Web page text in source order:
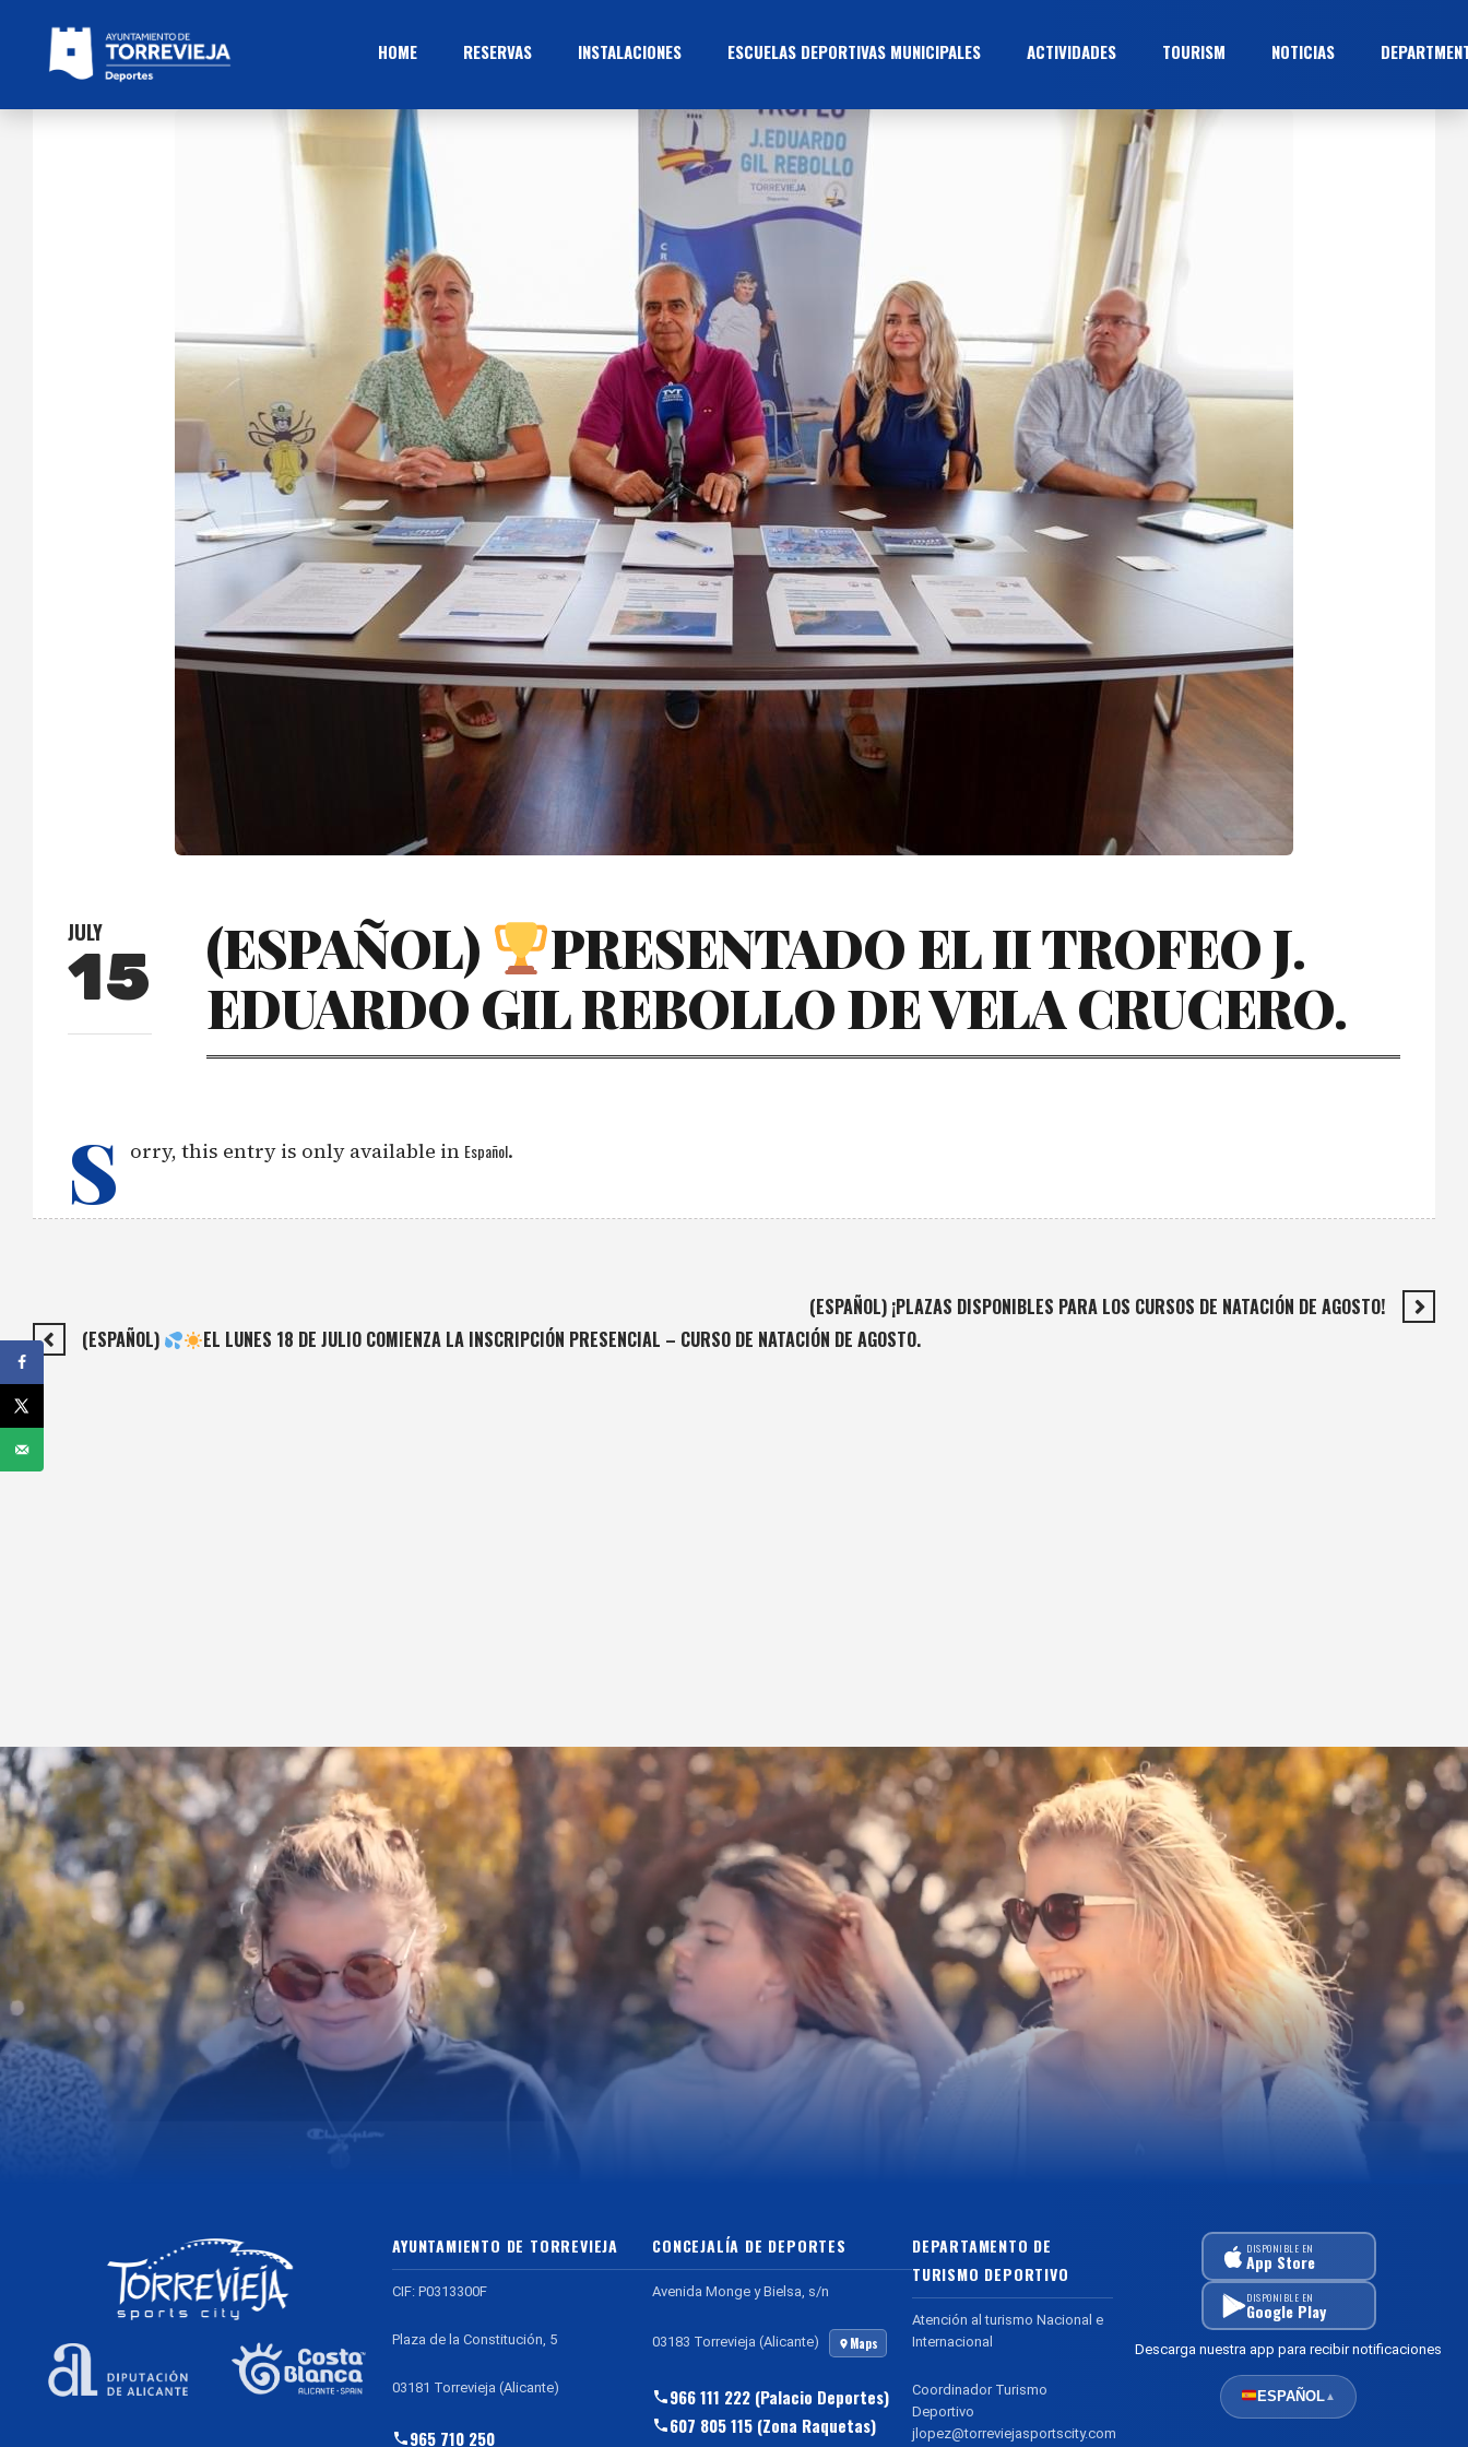
HOME RESERVAS INSTALACIONES ESCUELAS DEPORTIVAS MUNICIPALES ACTIVIDADES TOURISM NOTICIAS
JULY
15 (ESPAÑOL)
PRESENTADO EL II TROFEO J.
EDUARDO GIL REBOLLO DE VELA CRUCERO.
S orry, this entry is only available in Español.
(ESPAÑOL) ¡PLAZAS DISPONIBLES PARA LOS CURSOS DE NATACIÓN DE AGOSTO!
(ESPAÑOL)
EL LUNES 18 DE JULIO COMIENZA LA INSCRIPCIÓN PRESENCIAL – CURSO DE NATACIÓN DE AGOSTO.
AYUNTAMIENTO DE TORREVIEJA
CIF: P0313300F
Plaza de la Constitución, 5
03181 Torrevieja (Alicante)
965 710 250
CONCEJALÍA DE DEPORTES
Avenida Monge y Bielsa, s/n
03183 Torrevieja (Alicante) Maps
966 111 222 (Palacio Deportes)
607 805 115 (Zona Raquetas)
DEPARTAMENTO DE
TURISMO DEPORTIVO
Atención al turismo Nacional e
Internacional
Coordinador Turismo
Deportivo
jlopez@torreviejasportscity.com
DISPONIBLE EN
App Store
DISPONIBLE EN
Google Play
Descarga nuestra app para recibir notificaciones
ESPAÑOL▲